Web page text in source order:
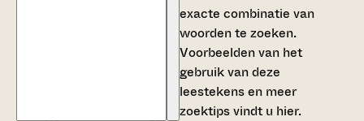
exacte combinatie van
woorden te zoeken.
Voorbeelden van het
gebruik van deze
leestekens en meer
zoektips vindt u hier.